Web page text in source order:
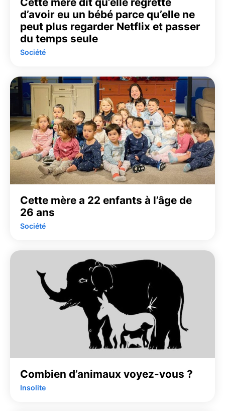
d’avoir eu un bébé parce qu’elle ne
peut plus regarder Netflix et passer
du temps seule
Société
Cette mère a 22 enfants à l’âge de
26 ans
Société
Combien d’animaux voyez-vous ?
Insolite